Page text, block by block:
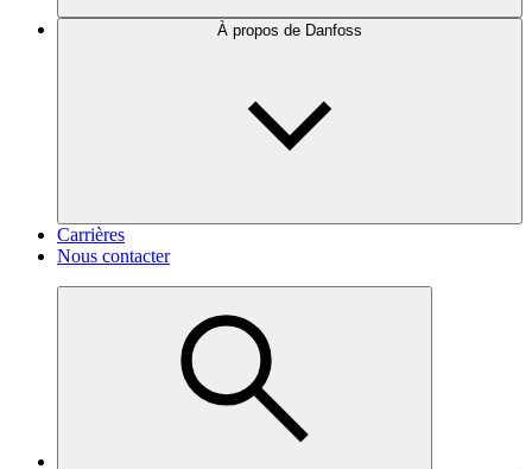
À propos de Danfoss
Carrières
Nous contacter